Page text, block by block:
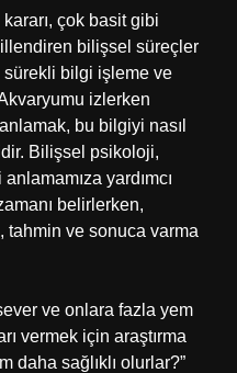
çok basit gibi
bilişsel süreçler
sürekli bilgi işleme ve
izlerken
bu bilgiyi nasıl
Bilişsel psikoloji,
yardımcı
belirlerken,
tahmin ve sonuca varma
ve onlara fazla yem
vermek için araştırma
daha sağlıklı olurlar?”